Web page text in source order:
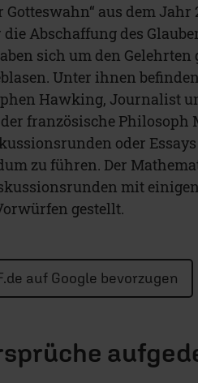
Gotteswahn“ aus dem
Abschaffung des
sich um den Gelehrten
Unter ihnen
Hawking, Journalist
französische Philosoph
oder
zu führen. Der
mit
gestellt.
auf Google bevorzugen